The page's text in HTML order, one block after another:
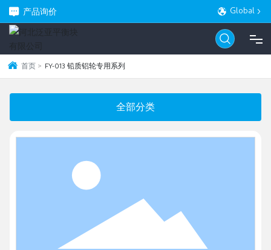
产品询价 Global
网站首页
首页 FY-013 铅质铝轮专用系列
全部分类